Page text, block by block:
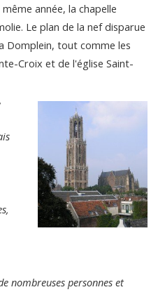
année, la chapelle
Le plan de la nef disparue
Domplein, tout comme les
Croix et de l'église Saint-
nombreuses personnes et